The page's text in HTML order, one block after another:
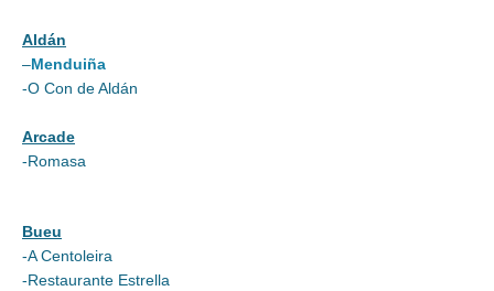
Aldán
–Menduiña
-O Con de Aldán
Arcade
-Romasa
Bueu
-A Centoleira
-Restaurante Estrella